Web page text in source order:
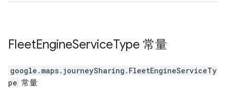
FleetEngineServiceType 常量
google.maps.journeySharing . FleetEngineServiceTy
pe 常量